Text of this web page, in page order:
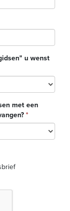
u wenst
met een
*